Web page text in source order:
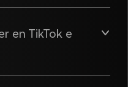
en TikTok e